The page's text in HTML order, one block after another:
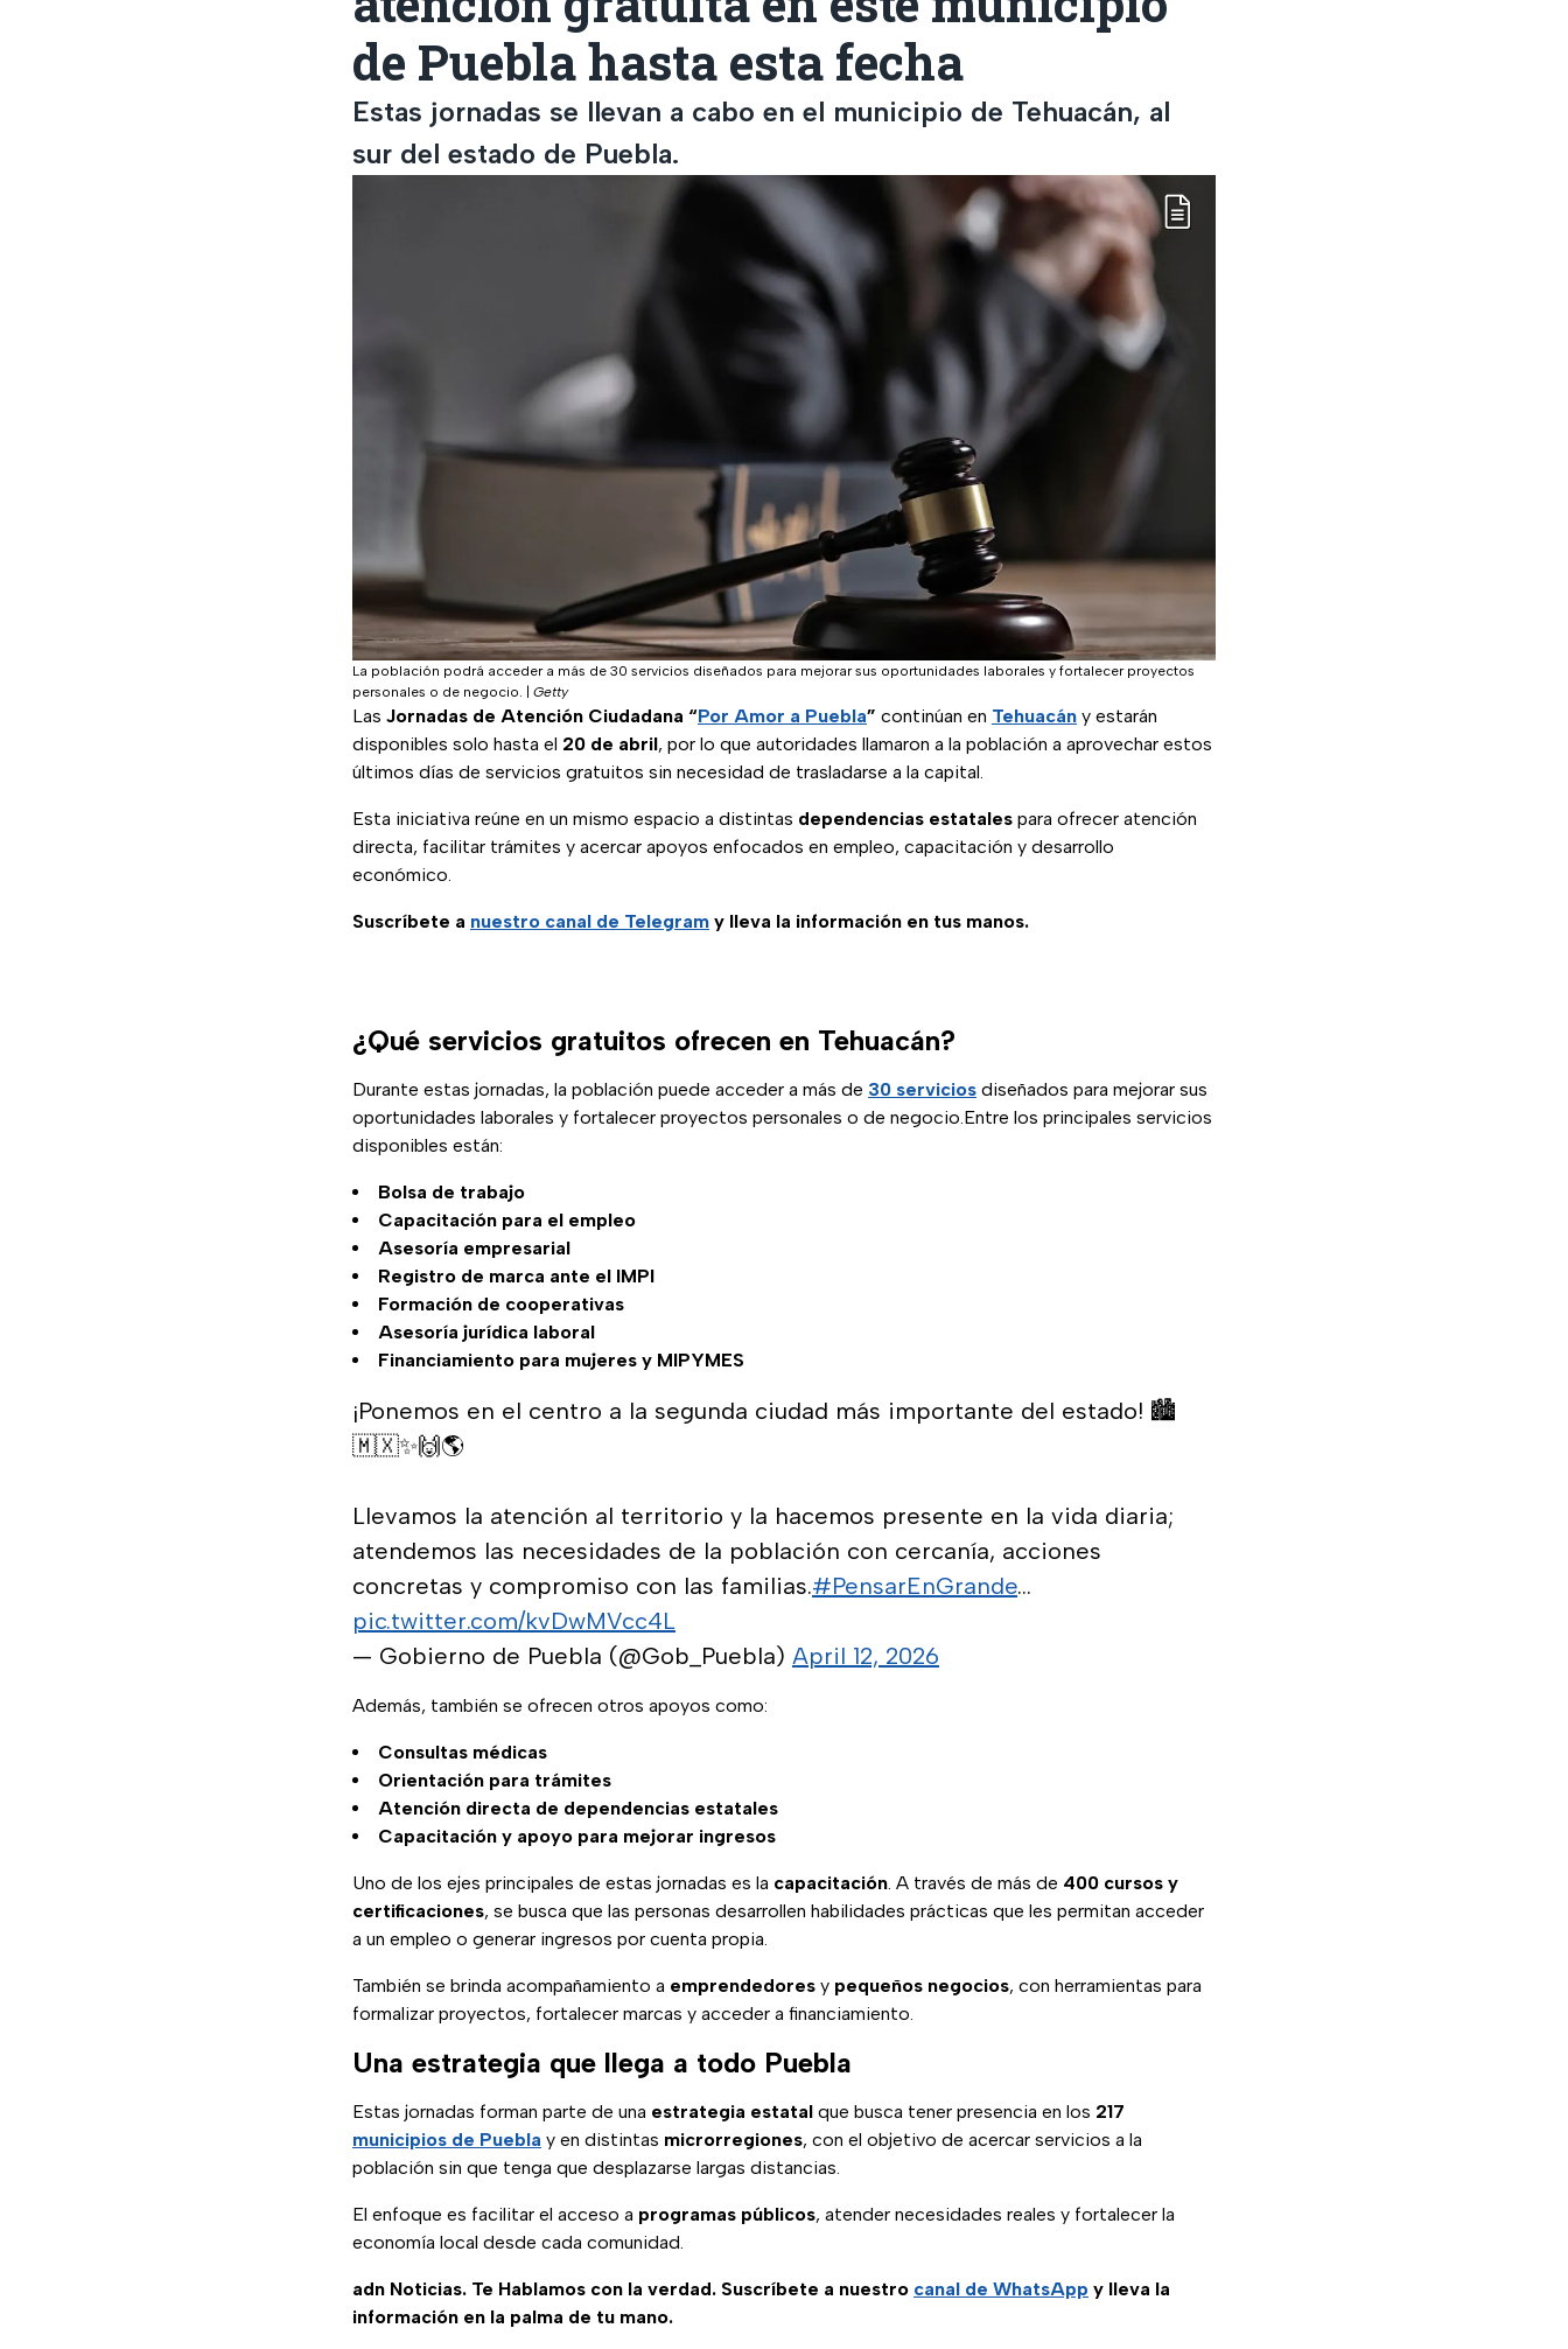
de Puebla hasta esta fecha
Estas jornadas se llevan a cabo en el municipio de Tehuacán, al
sur del estado de Puebla.
La población podrá acceder a más de 30 servicios diseñados para mejorar sus oportunidades laborales y fortalecer proyectos
personales o de negocio.
Getty
Las Jornadas de Atención Ciudadana “Por Amor a Puebla” continúan en Tehuacán y estarán
disponibles solo hasta el 20 de abril, por lo que autoridades llamaron a la población a aprovechar estos
últimos días de servicios gratuitos sin necesidad de trasladarse a la capital.
Esta iniciativa reúne en un mismo espacio a distintas dependencias estatales para ofrecer atención
directa, facilitar trámites y acercar apoyos enfocados en empleo, capacitación y desarrollo
económico.
Suscríbete a nuestro canal de Telegram y lleva la información en tus manos.
¿Qué servicios gratuitos ofrecen en Tehuacán?
Durante estas jornadas, la población puede acceder a más de 30 servicios diseñados para mejorar sus
oportunidades laborales y fortalecer proyectos personales o de negocio.Entre los principales servicios
disponibles están:
Bolsa de trabajo
Capacitación para el empleo
Asesoría empresarial
Registro de marca ante el IMPI
Formación de cooperativas
Asesoría jurídica laboral
Financiamiento para mujeres y MIPYMES
¡Ponemos en el centro a la segunda ciudad más importante del estado! 🏙️
🇲🇽✨🙌🌎
Llevamos la atención al territorio y la hacemos presente en la vida diaria;
atendemos las necesidades de la población con cercanía, acciones
concretas y compromiso con las familias.#PensarEnGrande…
pic.twitter.com/kvDwMVcc4L
— Gobierno de Puebla (@Gob_Puebla) April 12, 2026
Además, también se ofrecen otros apoyos como:
Consultas médicas
Orientación para trámites
Atención directa de dependencias estatales
Capacitación y apoyo para mejorar ingresos
Uno de los ejes principales de estas jornadas es la capacitación. A través de más de 400 cursos y
certificaciones, se busca que las personas desarrollen habilidades prácticas que les permitan acceder
a un empleo o generar ingresos por cuenta propia.
También se brinda acompañamiento a emprendedores y pequeños negocios, con herramientas para
formalizar proyectos, fortalecer marcas y acceder a financiamiento.
Una estrategia que llega a todo Puebla
Estas jornadas forman parte de una estrategia estatal que busca tener presencia en los 217
municipios de Puebla y en distintas microrregiones, con el objetivo de acercar servicios a la
población sin que tenga que desplazarse largas distancias.
El enfoque es facilitar el acceso a programas públicos, atender necesidades reales y fortalecer la
economía local desde cada comunidad.
adn Noticias. Te Hablamos con la verdad. Suscríbete a nuestro canal de WhatsApp y lleva la
información en la palma de tu mano.